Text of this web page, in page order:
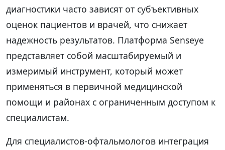
диагностики часто зависят от субъективных
оценок пациентов и врачей, что снижает
надежность результатов. Платформа Senseye
представляет собой масштабируемый и
измеримый инструмент, который может
применяться в первичной медицинской
помощи и районах с ограниченным доступом к
специалистам.
Для специалистов-офтальмологов интеграция